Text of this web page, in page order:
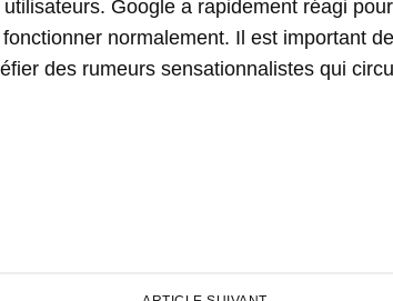
Google a rapidement réagi pour
normalement. Il est important de
des rumeurs sensationnalistes qui